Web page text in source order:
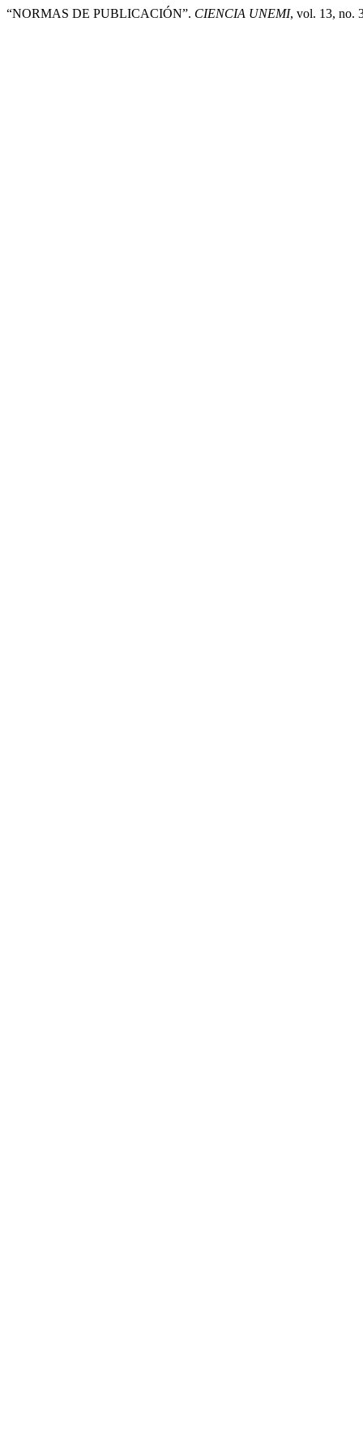
“NORMAS DE PUBLICACIÓN”. CIENCIA UNEMI, vol. 13, no.